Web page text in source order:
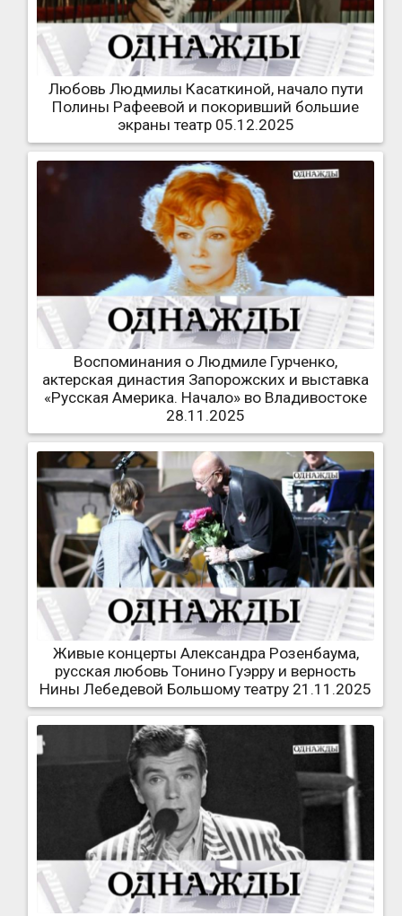
Любовь Людмилы Касаткиной, начало пути
Полины Рафеевой и покоривший большие
экраны театр 05.12.2025
Воспоминания о Людмиле Гурченко,
актерская династия Запорожских и выставка
«Русская Америка. Начало» во Владивостоке
28.11.2025
Живые концерты Александра Розенбаума,
русская любовь Тонино Гуэрру и верность
Нины Лебедевой Большому театру 21.11.2025